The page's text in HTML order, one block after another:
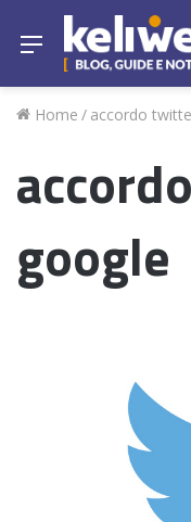
Menu
Home / accordo
google